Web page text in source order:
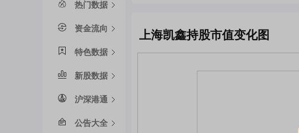
热门数据
资金流向
特色数据
新股数据
沪深港通
公告大全
上海凯鑫持股市值变化图